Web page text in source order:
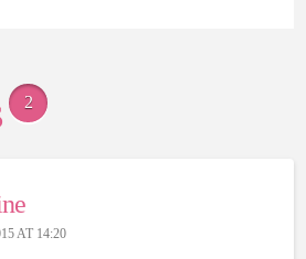
2
AT 14:20